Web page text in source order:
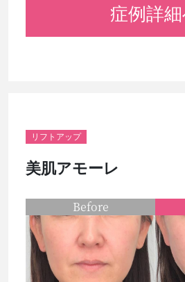
症例詳
リフトアップ
美肌アモーレ
Before